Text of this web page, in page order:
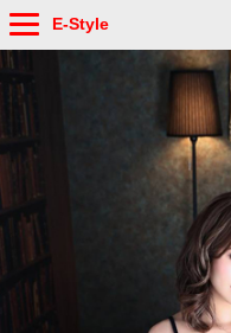
E-Style